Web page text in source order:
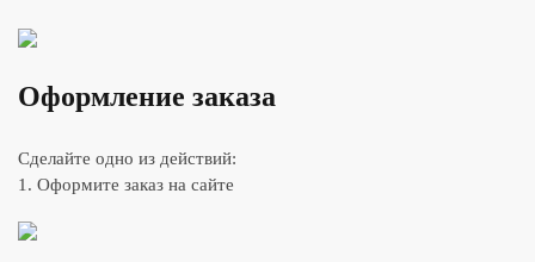
Оформление заказа
Сделайте одно из действий:
1. Оформите заказ на сайте